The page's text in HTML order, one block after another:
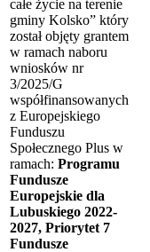
całe życie na terenie
gminy Kolsko” który
został objęty grantem
w ramach naboru
wniosków nr
3/2025/G
współfinansowanych
z Europejskiego
Funduszu
Społecznego Plus w
ramach: Programu
Fundusze
Europejskie dla
Lubuskiego 2022-
2027, Priorytet 7
Fundusze